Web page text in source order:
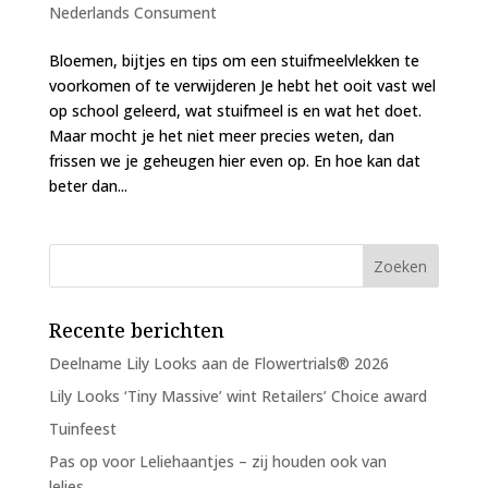
Nederlands Consument
Bloemen, bijtjes en tips om een stuifmeelvlekken te
voorkomen of te verwijderen Je hebt het ooit vast wel
op school geleerd, wat stuifmeel is en wat het doet.
Maar mocht je het niet meer precies weten, dan
frissen we je geheugen hier even op. En hoe kan dat
beter dan...
Recente berichten
Deelname Lily Looks aan de Flowertrials® 2026
Lily Looks ‘Tiny Massive’ wint Retailers’ Choice award
Tuinfeest
Pas op voor Leliehaantjes – zij houden ook van